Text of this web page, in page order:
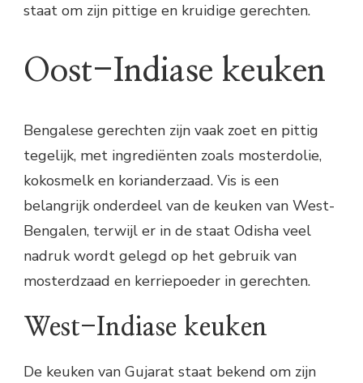
staat om zijn pittige en kruidige gerechten.
Oost-Indiase keuken
Bengalese gerechten zijn vaak zoet en pittig
tegelijk, met ingrediënten zoals mosterdolie,
kokosmelk en korianderzaad. Vis is een
belangrijk onderdeel van de keuken van West-
Bengalen, terwijl er in de staat Odisha veel
nadruk wordt gelegd op het gebruik van
mosterdzaad en kerriepoeder in gerechten.
West-Indiase keuken
De keuken van Gujarat staat bekend om zijn